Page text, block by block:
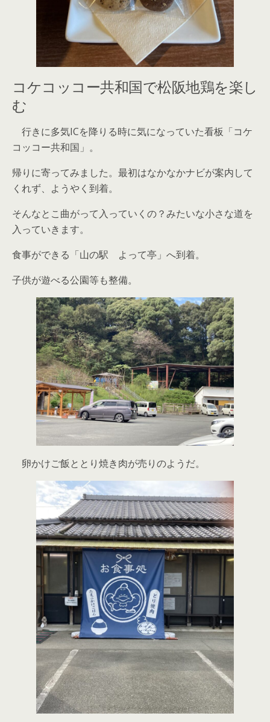
コケコッコー共和国で松阪地鶏を楽し
む
行きに多気ICを降りる時に気になっていた看板「コケ
コッコー共和国」。
帰りに寄ってみました。最初はなかなかナビが案内して
くれず、ようやく到着。
そんなとこ曲がって入っていくの？みたいな小さな道を
入っていきます。
食事ができる「山の駅 よって亭」へ到着。
子供が遊べる公園等も整備。
卵かけご飯ととり焼き肉が売りのようだ。